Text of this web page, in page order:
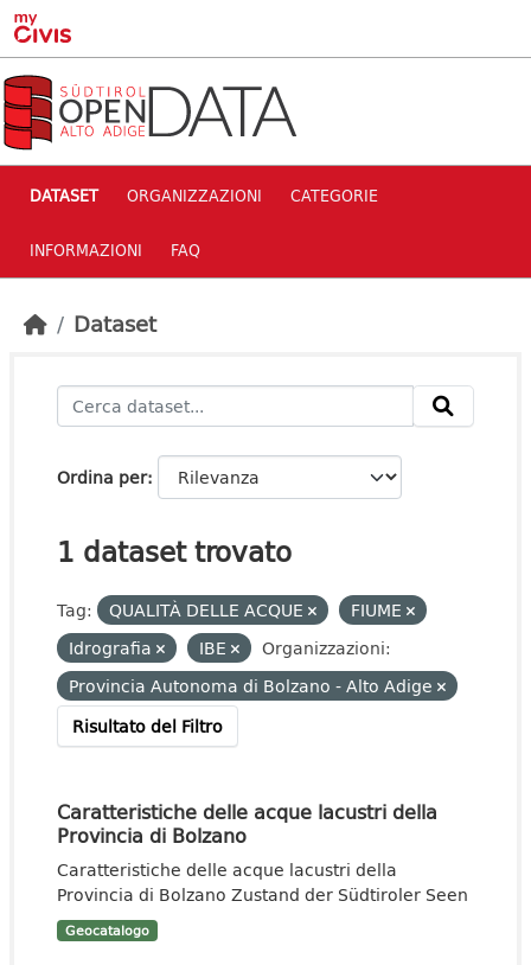
Skip to main content
DATASET ORGANIZZAZIONI CATEGORIE
INFORMAZIONI FAQ
Dataset
Ordina per
1 dataset trovato
Tag: QUALITÀ DELLE ACQUE
FIUME
Idrografia
IBE
Organizzazioni:
Provincia Autonoma di Bolzano - Alto Adige
Risultato del Filtro
Caratteristiche delle acque lacustri della
Provincia di Bolzano
Caratteristiche delle acque lacustri della
Provincia di Bolzano Zustand der Südtiroler Seen
Geocatalogo